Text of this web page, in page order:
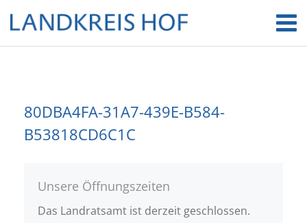
80DBA4FA-31A7-439E-B584-
B53818CD6C1C
Unsere Öffnungszeiten
Das Landratsamt ist derzeit geschlossen.